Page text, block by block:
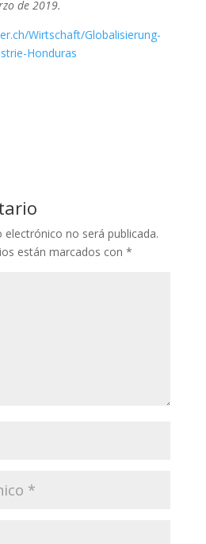
de 2019.
Wirtschaft/Globalisierung-
Honduras
no será publicada.
están marcados con *